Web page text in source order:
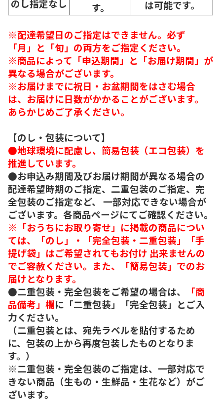
は可能です。
す。
のし指定なし
※配達希望日のご指定はできません。必ず
「月」と「旬」の両方をご指定ください。
※商品によって「申込期間」と「お届け期間」が
異なる場合がございます。
※お届けまでに祝日・お盆期間をはさむ場合
は、お届けに日数がかかることがございます。
あらかじめご了承ください。
【のし・包装について】
●地球環境に配慮し、簡易包装（エコ包装）を
推進しています。
●お申込み期間及びお届け期間が異なる場合の
配達希望時期のご指定、二重包装のご指定、完
全包装のご指定など、 一部対応できない場合が
ございます。各商品ページにてご確認ください。
※「おうちにお取り寄せ」に掲載の商品につい
ては、「のし」・「完全包装・二重包装」「手
提げ袋」はご希望されてもお付け 出来ませんの
でご容赦ください。また、「簡易包装」でのお
届けとなります。
●二重包装・完全包装をご希望の場合は、
「商
品備考」欄に「二重包装」「完全包装」とご入
力ください。
（二重包装とは、宛先ラベルを貼付するため
に、包装の上から再度包装したものとなりま
す。）
※二重包装・完全包装のご指定は、一部対応で
きない商品（生もの・生鮮品・生花など）がご
ざいます。